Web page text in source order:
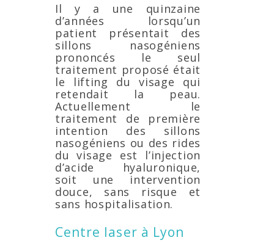
Il y a une quinzaine
d’années lorsqu’un
patient présentait des
sillons nasogéniens
prononcés le seul
traitement proposé était
le lifting du visage qui
retendait la peau.
Actuellement le
traitement de première
intention des sillons
nasogéniens ou des rides
du visage est l’injection
d’acide hyaluronique,
soit une intervention
douce, sans risque et
sans hospitalisation.
Centre laser à Lyon